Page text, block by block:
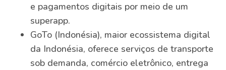
e pagamentos digitais por meio de um
superapp.
GoTo (Indonésia), maior ecossistema digital
da Indonésia, oferece serviços de transporte
sob demanda, comércio eletrônico, entrega